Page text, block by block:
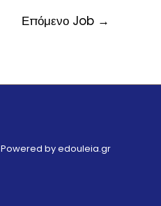
Επόμενο Job →
Powered by edouleia.gr